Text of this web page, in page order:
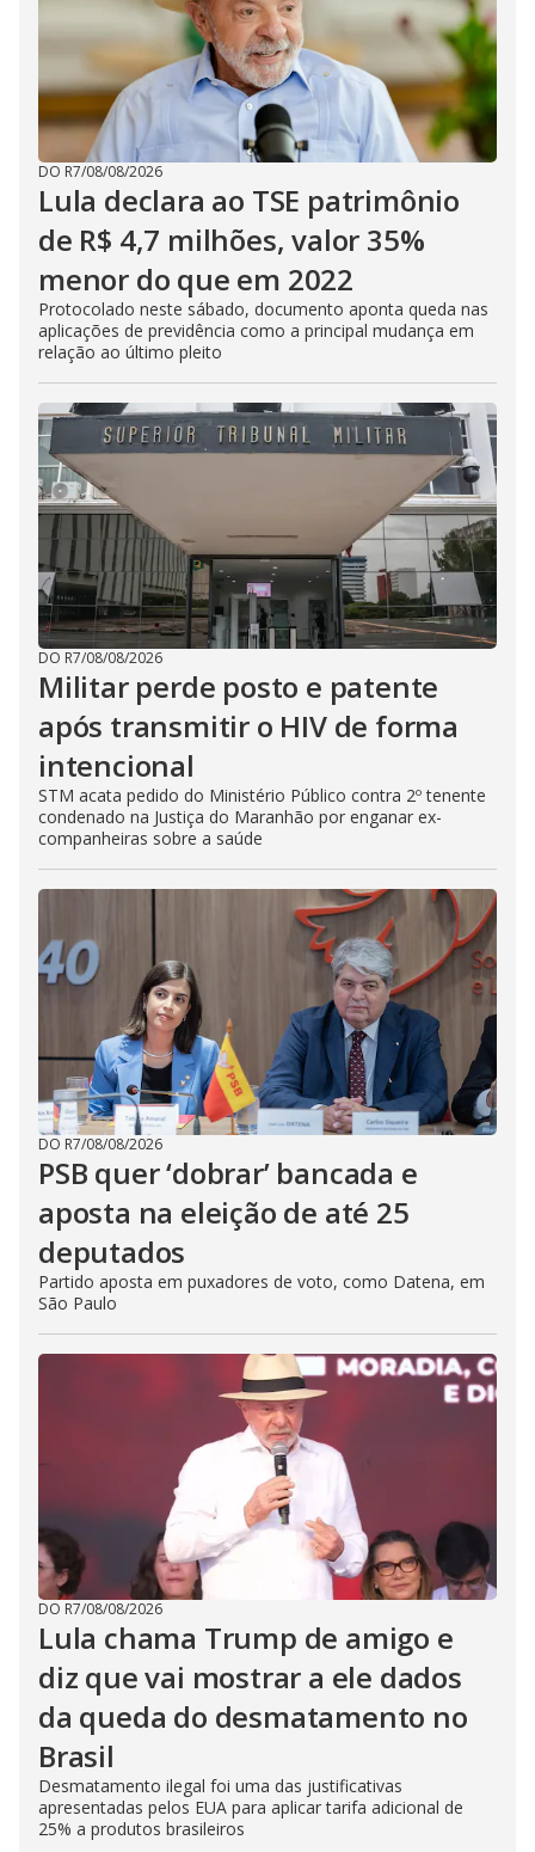
DO R7/08/08/2026
Lula declara ao TSE patrimônio
de R$ 4,7 milhões, valor 35%
menor do que em 2022
Protocolado neste sábado, documento aponta queda nas
aplicações de previdência como a principal mudança em
relação ao último pleito
DO R7/08/08/2026
Militar perde posto e patente
após transmitir o HIV de forma
intencional
STM acata pedido do Ministério Público contra 2º tenente
condenado na Justiça do Maranhão por enganar ex-
companheiras sobre a saúde
DO R7/08/08/2026
PSB quer ‘dobrar’ bancada e
aposta na eleição de até 25
deputados
Partido aposta em puxadores de voto, como Datena, em
São Paulo
DO R7/08/08/2026
Lula chama Trump de amigo e
diz que vai mostrar a ele dados
da queda do desmatamento no
Brasil
Desmatamento ilegal foi uma das justificativas
apresentadas pelos EUA para aplicar tarifa adicional de
25% a produtos brasileiros